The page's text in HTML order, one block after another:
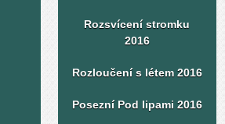
Rozsvícení stromku
2016
Rozloučení s létem 2016
Posezní Pod lipami 2016